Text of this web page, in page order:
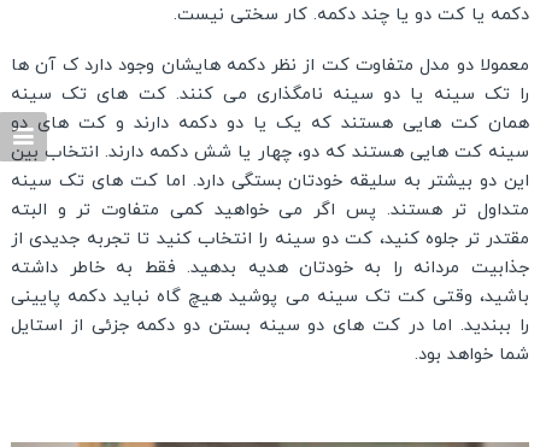
دکمه یا کت دو یا چند دکمه. کار سختی نیست.
معمولا دو مدل متفاوت کت از نظر دکمه هایشان وجود دارد ک آن ها
را تک سینه یا دو سینه نامگذاری می کنند. کت های تک سینه
همان کت هایی هستند که یک یا دو دکمه دارند و کت های دو
سینه کت هایی هستند که دو، چهار یا شش دکمه دارند. انتخاب بین
این دو بیشتر به سلیقه خودتان بستگی دارد. اما کت های تک سینه
متداول تر هستند. پس اگر می خواهید کمی متفاوت تر و البته
مقتدر تر جلوه کنید، کت دو سینه را انتخاب کنید تا تجربه جدیدی از
جذابیت مردانه را به خودتان هدیه بدهید. فقط به خاطر داشته
باشید، وقتی کت تک سینه می پوشید هیچ گاه نباید دکمه پایینی
را ببندید. اما در کت های دو سینه بستن دو دکمه جزئی از استایل
شما خواهد بود.